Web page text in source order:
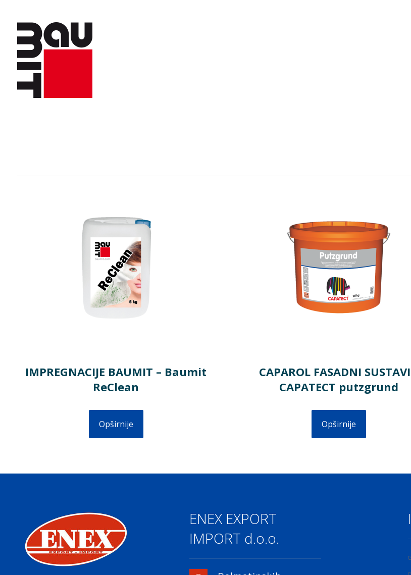
IMPREGNACIJE BAUMIT – Baumit
ReClean
Opširnije
CAPAROL FASADNI
CAPATECT putzgrund
Opširnije
ENEX EXPORT
IMPORT d.o.o.